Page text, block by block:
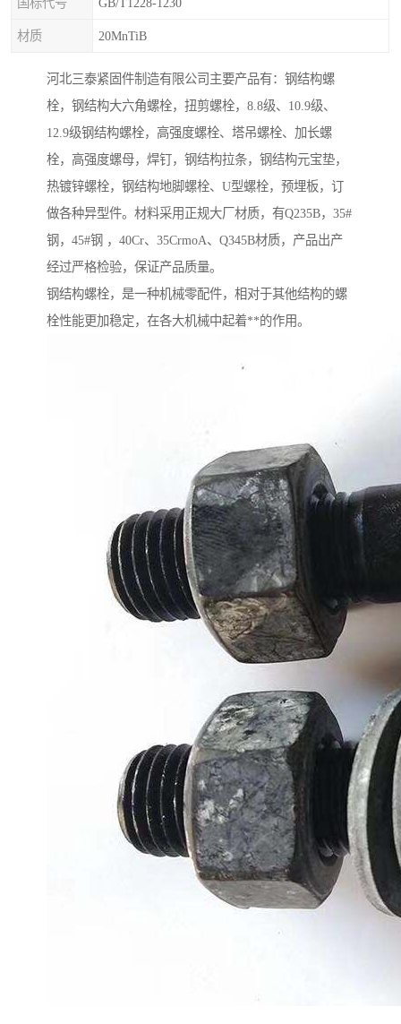
材质 20MnTiB
河北三泰紧固件制造有限公司主要产品有：钢结构螺
栓，钢结构大六角螺栓，扭剪螺栓，8.8级、10.9级、
12.9级钢结构螺栓，高强度螺栓、塔吊螺栓、加长螺
栓，高强度螺母，焊钉，钢结构拉条，钢结构元宝垫，
热镀锌螺栓，钢结构地脚螺栓、U型螺栓，预埋板，订
做各种异型件。材料采用正规大厂材质，有Q235B，35#
钢，45#钢 ，40Cr、35CrmoA、Q345B材质，产品出产
经过严格检验，保证产品质量。
钢结构螺栓，是一种机械零配件，相对于其他结构的螺
栓性能更加稳定，在各大机械中起着**的作用。